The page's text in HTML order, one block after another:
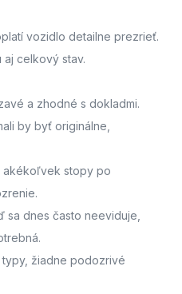
vozidlo detailne prezrieť.
celkový stav.
a zhodné s dokladmi.
by byť originálne,
akékoľvek stopy po
sa dnes často neeviduje,
žiadne podozrivé